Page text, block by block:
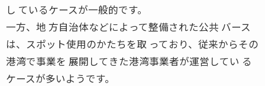
し ているケースが一般的です。
一方、地 方自治体などによって整備された公共 バース
は、スポット使用のかたちを取 っており、従来からその
港湾で事業を 展開してきた港湾事業者が運営してい る
ケースが多いようです。